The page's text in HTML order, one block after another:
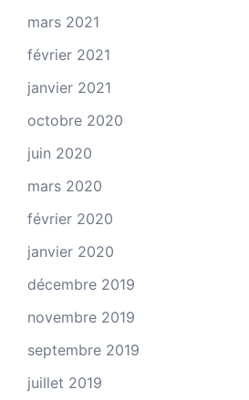
mars 2021
février 2021
janvier 2021
octobre 2020
juin 2020
mars 2020
février 2020
janvier 2020
décembre 2019
novembre 2019
septembre 2019
juillet 2019